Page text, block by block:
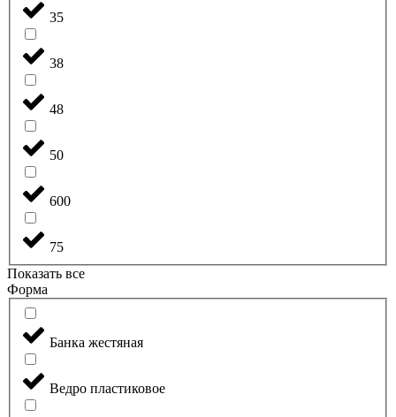
35
38
48
50
600
75
Показать все
Форма
Банка жестяная
Ведро пластиковое